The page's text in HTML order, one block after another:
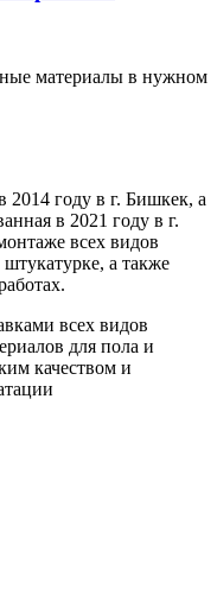
материалы в нужном
году в г. Бишкек, а
в 2021 году в г.
всех видов
а также
всех видов
для пола и
качеством и